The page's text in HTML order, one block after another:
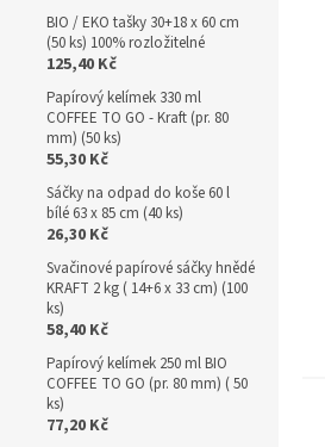
BIO / EKO tašky 30+18 x 60 cm
(50 ks) 100% rozložitelné
125,40 Kč
Papírový kelímek 330 ml
COFFEE TO GO - Kraft (pr. 80
mm) (50 ks)
55,30 Kč
Sáčky na odpad do koše 60 l
bílé 63 x 85 cm (40 ks)
26,30 Kč
Svačinové papírové sáčky hnědé
KRAFT 2 kg ( 14+6 x 33 cm) (100
ks)
58,40 Kč
Papírový kelímek 250 ml BIO
COFFEE TO GO (pr. 80 mm) ( 50
ks)
77,20 Kč